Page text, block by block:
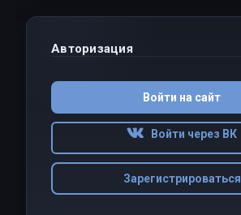
Авторизация
Войти на сайт
Войти через ВК
Зарегистрироваться